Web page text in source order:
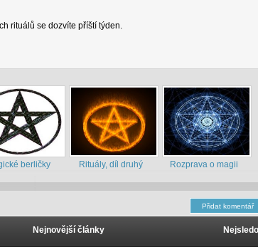
rituálů se dozvíte příští týden.
berličky Rituály, díl druhý
Rozprava o magii
Nejnovější články